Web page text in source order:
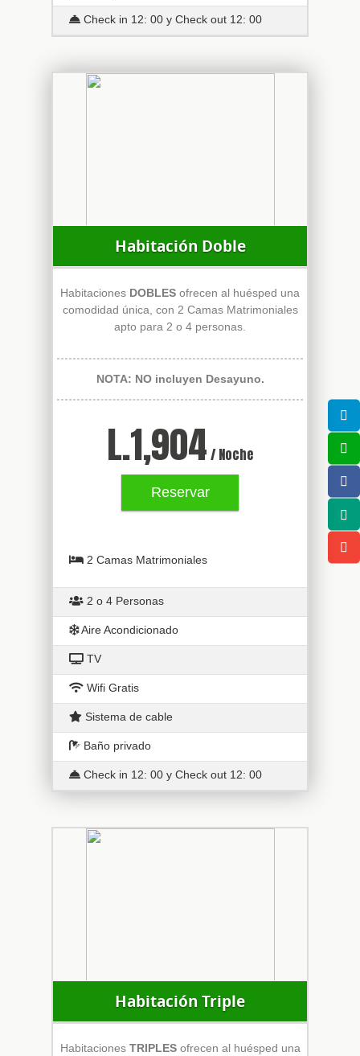
Check in 12: 00 y Check out 12: 00
Habitación Doble
Habitaciones DOBLES ofrecen al huésped una
comodidad única, con 2 Camas Matrimoniales
apto para 2 o 4 personas.
NOTA: NO incluyen Desayuno.
L.1,904 / Noche
Reservar
2 Camas Matrimoniales
2 o 4 Personas
Aire Acondicionado
TV
Wifi Gratis
Sistema de cable
Baño privado
Check in 12: 00 y Check out 12: 00
Habitación Triple
Habitaciones TRIPLESofrecen al huésped una